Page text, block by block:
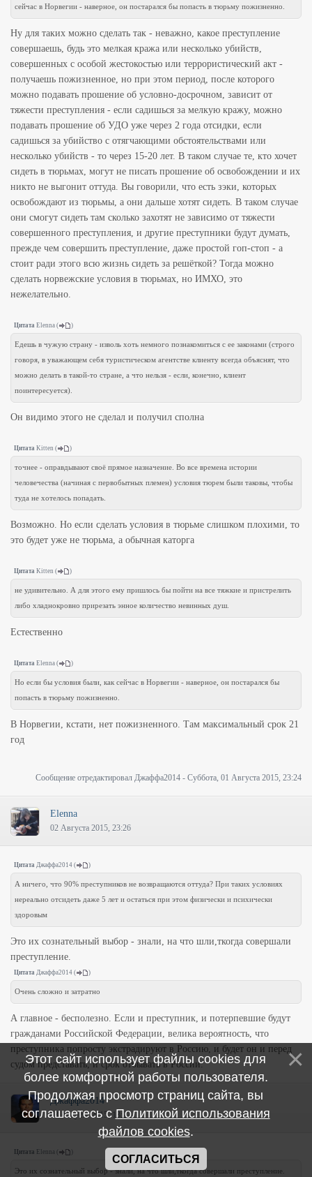
сейчас в Норвегии - наверное, он постарался бы попасть в тюрьму пожизненно.
Ну для таких можно сделать так - неважно, какое преступление
совершаешь, будь это мелкая кража или несколько убийств,
совершенных с особой жестокостью или террористический акт -
получаешь пожизненное, но при этом период, после которого
можно подавать прошение об условно-досрочном, зависит от
тяжести преступления - если садишься за мелкую кражу, можно
подавать прошение об УДО уже через 2 года отсидки, если
садишься за убийство с отягчающими обстоятельствами или
несколько убийств - то через 15-20 лет. В таком случае те, кто хочет
сидеть в тюрьмах, могут не писать прошение об освобождении и их
никто не выгонит оттуда. Вы говорили, что есть зэки, которых
освобождают из тюрьмы, а они дальше хотят сидеть. В таком случае
они смогут сидеть там сколько захотят не зависимо от тяжести
совершенного преступления, и другие преступники будут думать,
прежде чем совершить преступление, даже простой гоп-стоп - а
стоит ради этого всю жизнь сидеть за решёткой? Тогда можно
сделать норвежские условия в тюрьмах, но ИМХО, это
нежелательно.
Цитата Elenna ( )
Едешь в чужую страну - изволь хоть немного познакомиться с ее законами (строго
говоря, в уважающем себя туристическом агентстве клиенту всегда объяснят, что
можно делать в такой-то стране, а что нельзя - если, конечно, клиент
поинтересуется).
Он видимо этого не сделал и получил сполна
Цитата Kitten ( )
точнее - оправдывают своё прямое назначение. Во все времена истории
человечества (начиная с первобытных племен) условия тюрем были таковы, чтобы
туда не хотелось попадать.
Возможно. Но если сделать условия в тюрьме слишком плохими, то
это будет уже не тюрьма, а обычная каторга
Цитата Kitten ( )
не удивительно. А для этого ему пришлось бы пойти на все тяжкие и пристрелить
либо хладнокровно прирезать энное количество невинных душ.
Естественно
Цитата Elenna ( )
Но если бы условия были, как сейчас в Норвегии - наверное, он постарался бы
попасть в тюрьму пожизненно.
В Норвегии, кстати, нет пожизненного. Там максимальный срок 21
год
Сообщение отредактировал Джаффа2014 - Суббота, 01 Августа 2015, 23:24
Elenna
02 Августа 2015, 23:26
Цитата Джаффа2014 ( )
А ничего, что 90% преступников не возвращаются оттуда? При таких условиях
нереально отсидеть даже 5 лет и остаться при этом физически и психически
здоровым
Это их сознательный выбор - знали, на что шли,ткогда совершали
преступление.
Цитата Джаффа2014 ( )
Очень сложно и затратно
А главное - бесполезно. Если и преступник, и потерпевшие будут
гражданами Российской Федерации, велика вероятность, что
преступника попросту экстрадируют в Россию, и будет он и перед
судом представать, и срок отбывать в России.
Джаффа2014
03 Августа 2015, 13:22
Цитата Elenna
Это их сознательный выбор - знали, на что шли,ткогда совершали преступление.
Этот сайт использует файлы cookies для
более комфортной работы пользователя.
Продолжая просмотр страниц сайта, вы
соглашаетесь сПолитикой использования
файлов cookies.
СОГЛАСИТЬСЯ